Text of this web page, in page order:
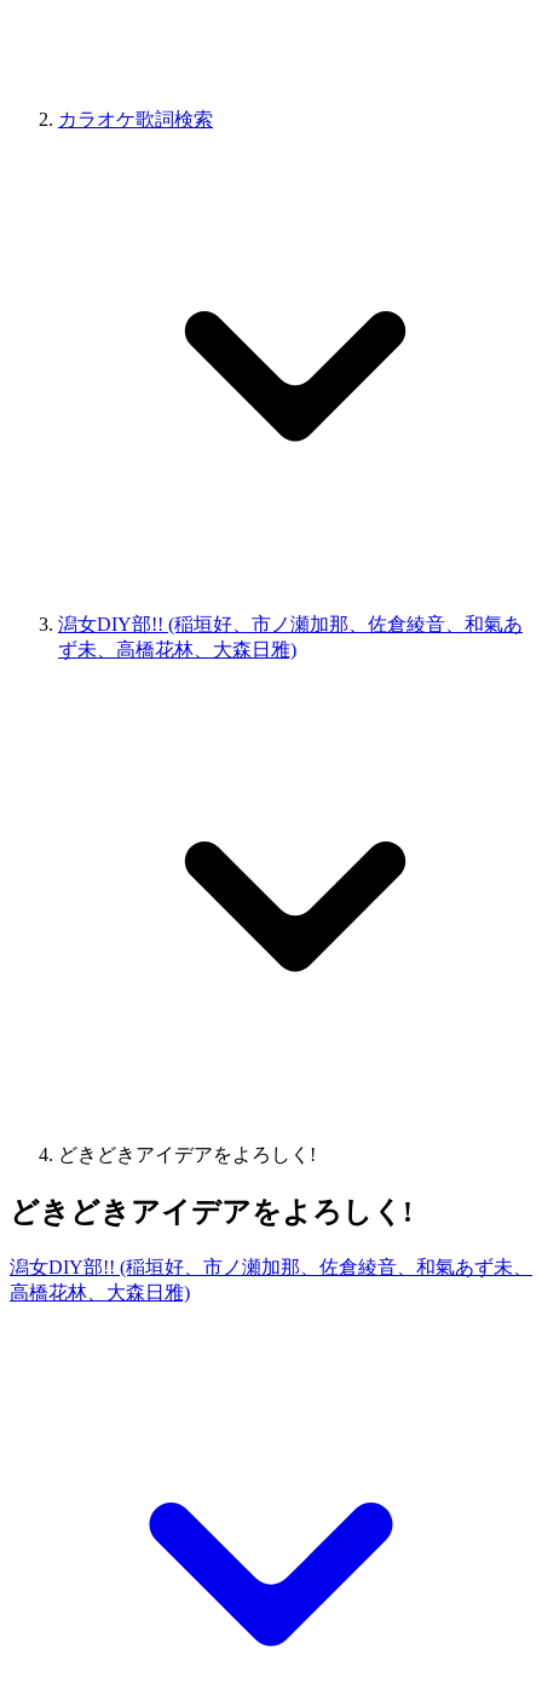
カラオケ歌詞検索
潟女DIY部!! (稲垣好、市ノ瀬加那、佐倉綾音、和氣あ
ず未、高橋花林、大森日雅)
どきどきアイデアをよろしく!
どきどきアイデアをよろしく!
潟女DIY部!! (稲垣好、市ノ瀬加那、佐倉綾音、和氣あず未、
高橋花林、大森日雅)